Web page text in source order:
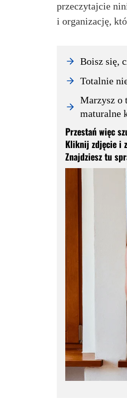
przeczytajcie
i organizację,
Boisz się,
Totalnie
Marzysz o
maturalne
Przestań więc
Kliknij zdjęcie i
Znajdziesz tu